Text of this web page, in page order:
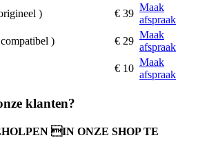
)
€ 39
Maak
afspraak
)
€ 29
Maak
afspraak
€ 10
Maak
afspraak
klanten?
IN ONZE SHOP TE